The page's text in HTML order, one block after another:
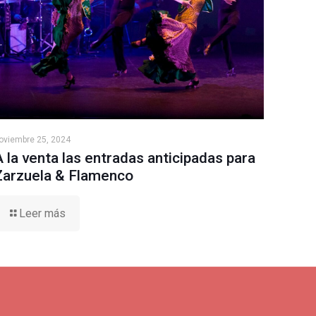
25, 2024
la venta las entradas anticipadas para
& Flamenco
Leer más